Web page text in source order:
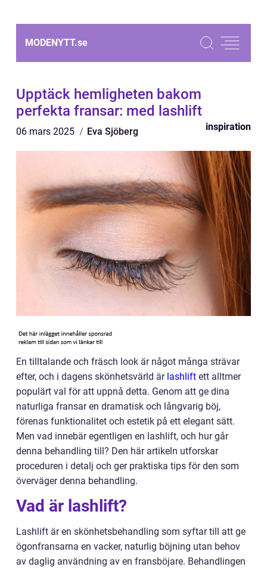
MODENYTT.se
Upptäck hemligheten bakom
perfekta fransar: med lashlift
06 mars 2025 Eva Sjöberg inspiration
En tilltalande och fräsch look är något många strävar
efter, och i dagens skönhetsvärld är lashlift ett alltmer
populärt val för att uppnå detta. Genom att ge dina
naturliga fransar en dramatisk och långvarig böj,
förenas funktionalitet och estetik på ett elegant sätt.
Men vad innebär egentligen en lashlift, och hur går
denna behandling till? Den här artikeln utforskar
proceduren i detalj och ger praktiska tips för den som
överväger denna behandling.
Vad är lashlift?
Lashlift är en skönhetsbehandling som syftar till att ge
ögonfransarna en vacker, naturlig böjning utan behov
av daglig användning av en fransböjare. Behandlingen